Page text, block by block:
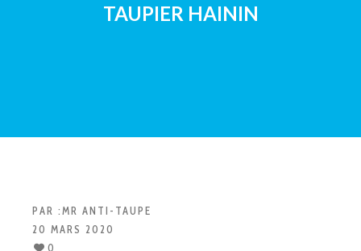
TAUPIER HAININ
PAR :MR ANTI-TAUPE
20 MARS 2020
0